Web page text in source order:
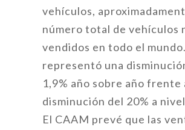
vehículos,
número total de vehículos
vendidos en todo el
representó una
1,9% año sobre año frente
disminución del 20% a
El CAAM prevé que las